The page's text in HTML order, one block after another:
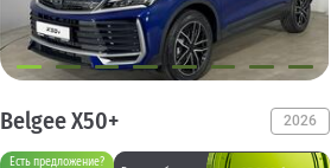
Belgee X50+ 2026
Есть предложение?